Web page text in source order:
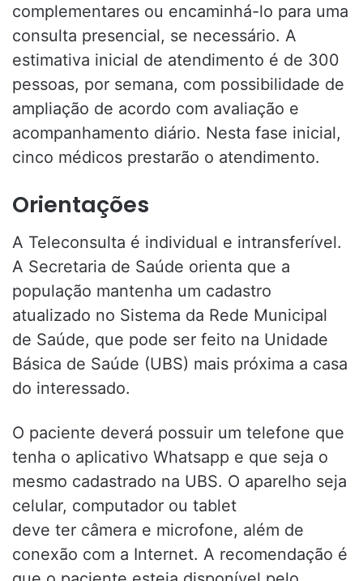
complementares ou encaminhá-lo para uma
consulta presencial, se necessário. A
estimativa inicial de atendimento é de 300
pessoas, por semana, com possibilidade de
ampliação de acordo com avaliação e
acompanhamento diário. Nesta fase inicial,
cinco médicos prestarão o atendimento.
Orientações
A Teleconsulta é individual e intransferível.
A Secretaria de Saúde orienta que a
população mantenha um cadastro
atualizado no Sistema da Rede Municipal
de Saúde, que pode ser feito na Unidade
Básica de Saúde (UBS) mais próxima a casa
do interessado.
O paciente deverá possuir um telefone que
tenha o aplicativo Whatsapp e que seja o
mesmo cadastrado na UBS. O aparelho seja
celular, computador ou tablet
deve ter câmera e microfone, além de
conexão com a Internet. A recomendação é